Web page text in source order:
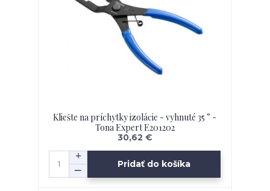
Kliešte na príchytky izolácie - vyhnuté 35 ° -
Tona Expert E201202
30,62 €
Pridať do košíka